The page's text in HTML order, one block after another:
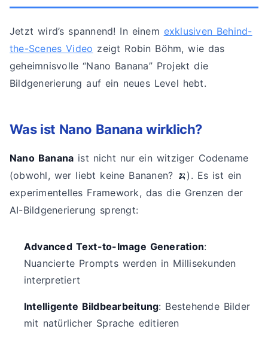
Jetzt wird’s spannend! In einem exklusiven Behind-
the-Scenes Video zeigt Robin Böhm, wie das
geheimnisvolle “Nano Banana” Projekt die
Bildgenerierung auf ein neues Level hebt.
Was ist Nano Banana wirklich?
Nano Banana ist nicht nur ein witziger Codename
(obwohl, wer liebt keine Bananen? 🍌). Es ist ein
experimentelles Framework, das die Grenzen der
AI-Bildgenerierung sprengt:
Advanced Text-to-Image Generation:
Nuancierte Prompts werden in Millisekunden
interpretiert
Intelligente Bildbearbeitung: Bestehende Bilder
mit natürlicher Sprache editieren